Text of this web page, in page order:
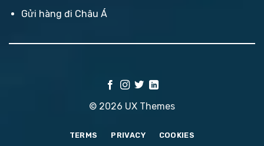
Gửi hàng đi Châu Á
© 2026 UX Themes
TERMS PRIVACY COOKIES